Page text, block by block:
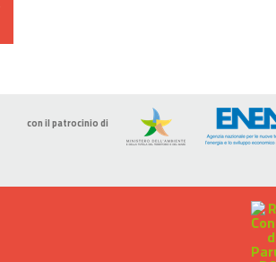
con il patrocinio di